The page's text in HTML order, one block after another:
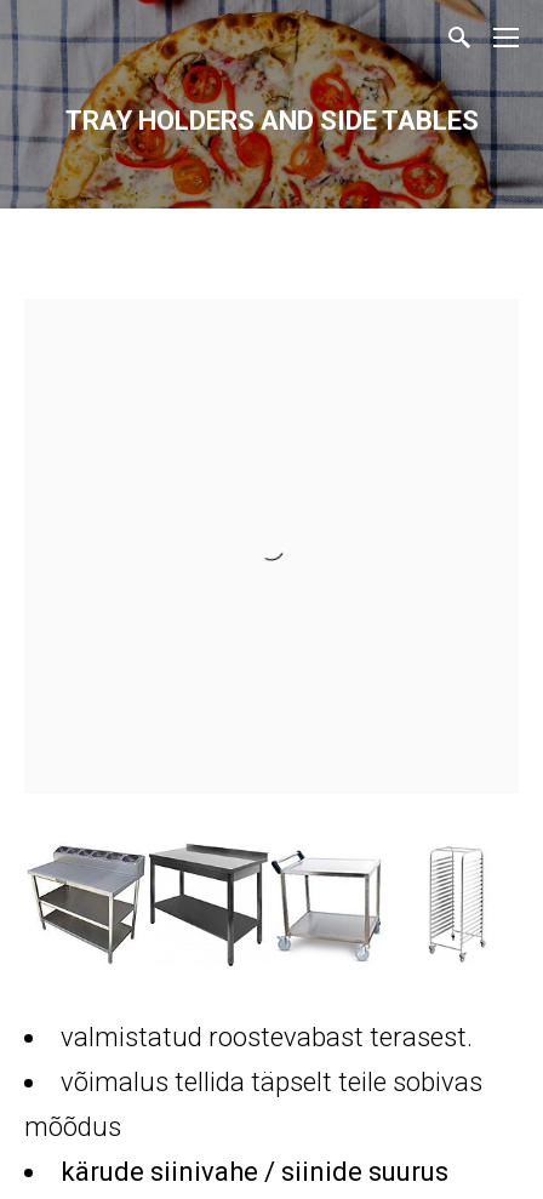
TRAY HOLDERS AND SIDE TABLES
valmistatud roostevabast terasest.
võimalus tellida täpselt teile sobivas
mõõdus
kärude siinivahe / siinide suurus